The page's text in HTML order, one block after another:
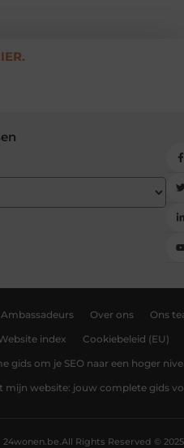
Ambassadeurs Over ons Ons
index Cookiebeleid (EU)
gids om je SEO naar een hoger
mijn website: jouw complete gids
All Rights Reserved © 2025
24wonen.be.